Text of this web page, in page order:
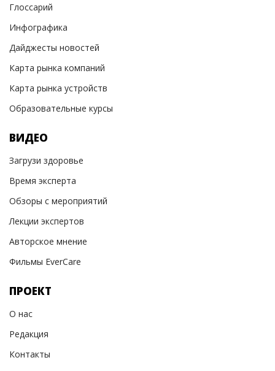
Глоссарий
Инфографика
Дайджесты новостей
Карта рынка компаний
Карта рынка устройств
Образовательные курсы
ВИДЕО
Загрузи здоровье
Время эксперта
Обзоры с мероприятий
Лекции экспертов
Авторское мнение
Фильмы EverCare
ПРОЕКТ
О нас
Редакция
Контакты